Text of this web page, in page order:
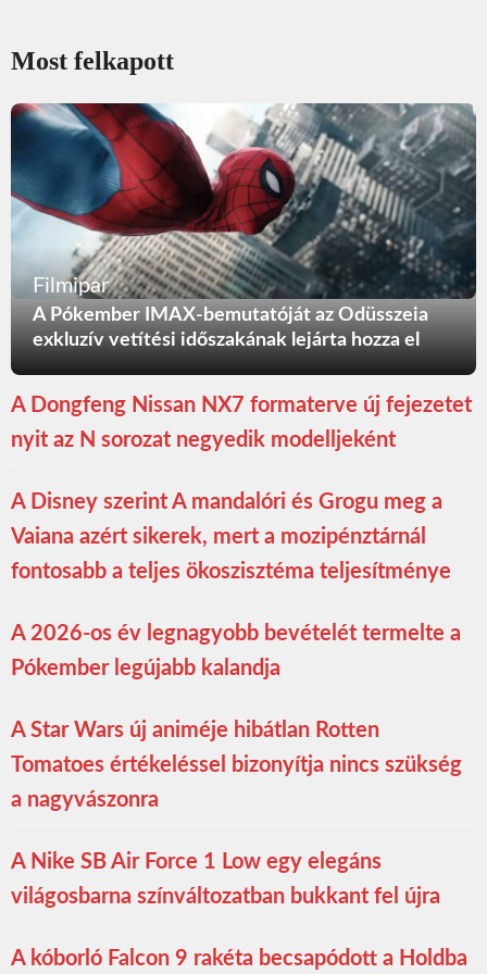
Most felkapott
Filmipar
A Pókember IMAX-bemutatóját az Odüsszeia
exkluzív vetítési időszakának lejárta hozza el
A Dongfeng Nissan NX7 formaterve új fejezetet
nyit az N sorozat negyedik modelljeként
A Disney szerint A mandalóri és Grogu meg a
Vaiana azért sikerek, mert a mozipénztárnál
fontosabb a teljes ökoszisztéma teljesítménye
A 2026-os év legnagyobb bevételét termelte a
Pókember legújabb kalandja
A Star Wars új animéje hibátlan Rotten
Tomatoes értékeléssel bizonyítja nincs szükség
a nagyvászonra
A Nike SB Air Force 1 Low egy elegáns
világosbarna színváltozatban bukkant fel újra
A kóborló Falcon 9 rakéta becsapódott a Holdba